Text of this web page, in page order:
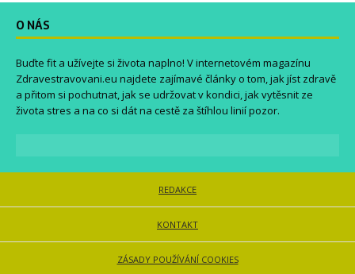
O NÁS
Buďte fit a užívejte si života naplno! V internetovém magazínu
Zdravestravovani.eu najdete zajímavé články o tom, jak jíst zdravě
a přitom si pochutnat, jak se udržovat v kondici, jak vytěsnit ze
života stres a na co si dát na cestě za štíhlou linií pozor.
REDAKCE
KONTAKT
ZÁSADY POUŽÍVÁNÍ COOKIES